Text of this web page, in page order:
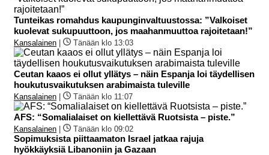
Tunteikas romahdus kaupunginvaltuustossa: ”Valkoiset
kuolevat sukupuuttoon, jos maahanmuuttoa rajoitetaan!”
Kansalainen Tänään klo 13:03
Ceutan kaaos ei ollut yllätys – näin Espanja loi täydellisen
houkutusvaikutuksen arabimaista tuleville
Kansalainen Tänään klo 11:07
AFS: “Somalialaiset on kiellettävä Ruotsista – piste.”
Kansalainen Tänään klo 09:02
Sopimuksista piittaamaton Israel jatkaa rajuja
hyökkäyksiä Libanoniin ja Gazaan